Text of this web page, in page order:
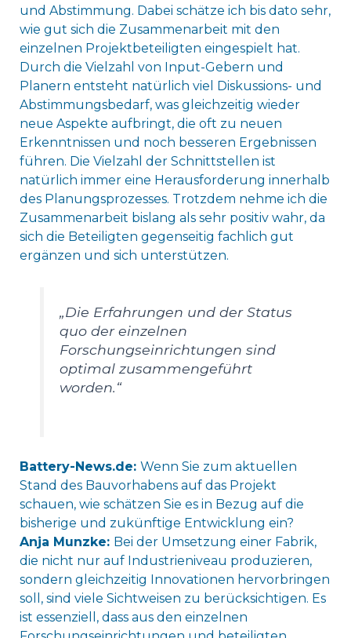
und Abstimmung. Dabei schätze ich bis dato sehr,
wie gut sich die Zusammenarbeit mit den
einzelnen Projektbeteiligten eingespielt hat.
Durch die Vielzahl von Input-Gebern und
Planern entsteht natürlich viel Diskussions- und
Abstimmungsbedarf, was gleichzeitig wieder
neue Aspekte aufbringt, die oft zu neuen
Erkenntnissen und noch besseren Ergebnissen
führen. Die Vielzahl der Schnittstellen ist
natürlich immer eine Herausforderung innerhalb
des Planungsprozesses. Trotzdem nehme ich die
Zusammenarbeit bislang als sehr positiv wahr, da
sich die Beteiligten gegenseitig fachlich gut
ergänzen und sich unterstützen.
„Die Erfahrungen und der Status
quo der einzelnen
Forschungseinrichtungen sind
optimal zusammengeführt
worden.“
Battery-News.de: Wenn Sie zum aktuellen
Stand des Bauvorhabens auf das Projekt
schauen, wie schätzen Sie es in Bezug auf die
bisherige und zukünftige Entwicklung ein?
Anja Munzke: Bei der Umsetzung einer Fabrik,
die nicht nur auf Industrieniveau produzieren,
sondern gleichzeitig Innovationen hervorbringen
soll, sind viele Sichtweisen zu berücksichtigen. Es
ist essenziell, dass aus den einzelnen